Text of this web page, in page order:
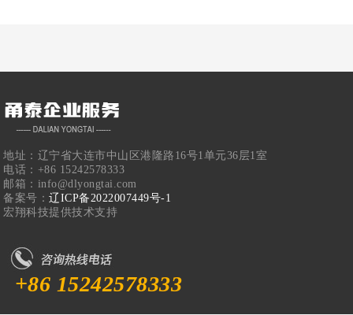
地址：辽宁省大连市中山区港隆路16号1单元36层1室
电话：+86 15242578333
邮箱：info@dlyongtai.com
备案号：辽ICP备2022007449号-1
宏翔科技提供技术支持
+86 15242578333